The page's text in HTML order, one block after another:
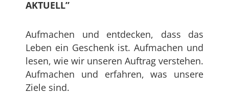
AKTUELL”
Aufmachen und entdecken, dass das
Leben ein Geschenk ist. Aufmachen und
lesen, wie wir unseren Auftrag verstehen.
Aufmachen und erfahren, was unsere
Ziele sind.